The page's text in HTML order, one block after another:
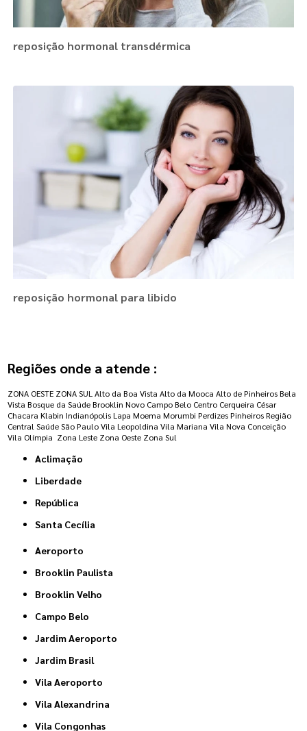
reposição hormonal transdérmica
reposição hormonal para libido
Regiões onde a atende :
ZONA OESTE ZONA SUL Alto da Boa Vista Alto da Mooca Alto de Pinheiros Bela
Vista Bosque da Saúde Brooklin Novo Campo Belo Centro Cerqueira César
Chacara Klabin Indianópolis Lapa Moema Morumbi Perdizes Pinheiros Região
Central Saúde São Paulo Vila Leopoldina Vila Mariana Vila Nova Conceição
Vila Olímpia Zona Leste Zona Oeste Zona Sul
Aclimação
Liberdade
República
Santa Cecília
Aeroporto
Brooklin Paulista
Brooklin Velho
Campo Belo
Jardim Aeroporto
Jardim Brasil
Vila Aeroporto
Vila Alexandrina
Vila Congonhas